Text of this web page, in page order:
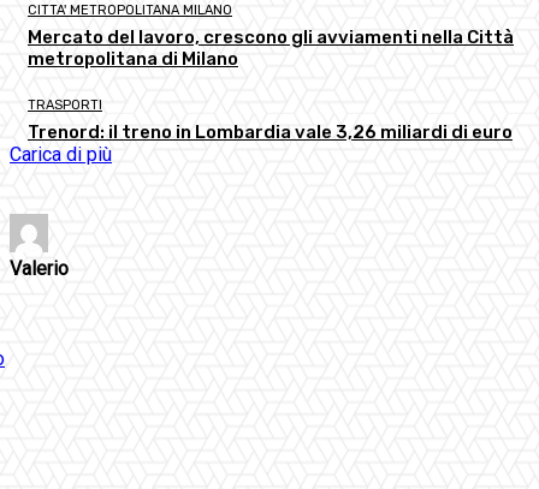
CITTA' METROPOLITANA MILANO
Mercato del lavoro, crescono gli avviamenti nella Città
metropolitana di Milano
TRASPORTI
Trenord: il treno in Lombardia vale 3,26 miliardi di euro
Carica di più
Valerio